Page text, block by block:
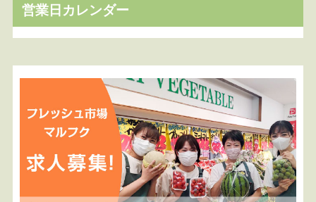
営業日カレンダー